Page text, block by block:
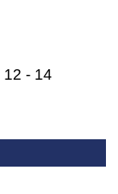
12 - 14